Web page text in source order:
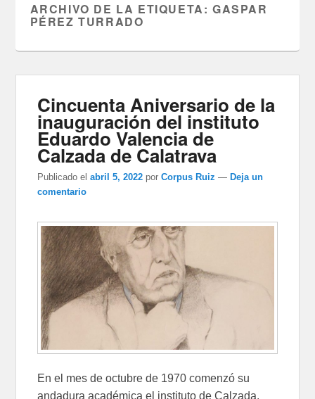
ARCHIVO DE LA ETIQUETA: GASPAR
PÉREZ TURRADO
Cincuenta Aniversario de la
inauguración del instituto
Eduardo Valencia de
Calzada de Calatrava
Publicado el abril 5, 2022 porCorpus Ruiz — Deja un
comentario
En el mes de octubre de 1970 comenzó su
andadura académica el instituto de Calzada.